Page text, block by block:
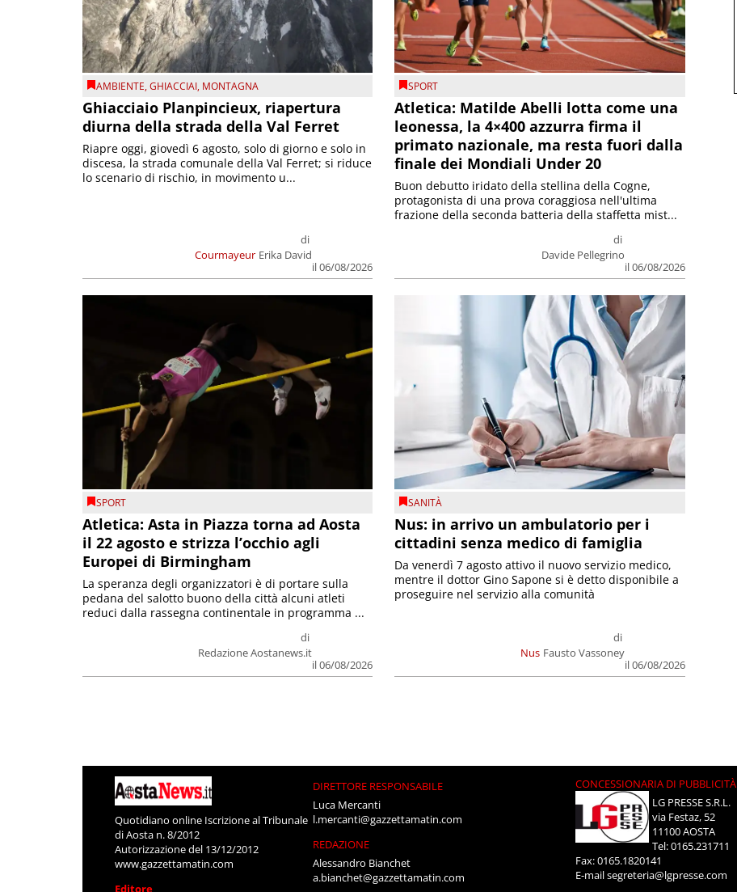
AMBIENTE,GHIACCIAI, MONTAGNA
Ghiacciaio Planpincieux, riapertura
diurna della strada della Val Ferret
Courmayeur
di
Erika David
il 06/08/2026
Riapre oggi, giovedì 6 agosto, solo di giorno e solo in
discesa, la strada comunale della Val Ferret; si riduce
lo scenario di rischio, in movimento u...
SPORT
Atletica: Matilde Abelli lotta come una
leonessa, la 4×400 azzurra firma il
primato nazionale, ma resta fuori dalla
finale dei Mondiali Under 20
di
Davide Pellegrino
il 06/08/2026
Buon debutto iridato della stellina della Cogne,
protagonista di una prova coraggiosa nell'ultima
frazione della seconda batteria della staffetta mist...
SPORT
Atletica: Asta in Piazza torna ad Aosta
il 22 agosto e strizza l’occhio agli
Europei di Birmingham
di
Redazione Aostanews.it
il 06/08/2026
La speranza degli organizzatori è di portare sulla
pedana del salotto buono della città alcuni atleti
reduci dalla rassegna continentale in programma ...
SANITÀ
Nus: in arrivo un ambulatorio per i
cittadini senza medico di famiglia
Nus
di
Fausto Vassoney
il 06/08/2026
Da venerdì 7 agosto attivo il nuovo servizio medico,
mentre il dottor Gino Sapone si è detto disponibile a
proseguire nel servizio alla comunità
Quotidiano online Iscrizione al Tribunale
di Aosta n. 8/2012
Autorizzazione del 13/12/2012
www.gazzettamatin.com
Editore
DIRETTORE RESPONSABILE
Luca Mercanti
l.mercanti@gazzettamatin.com
REDAZIONE
Alessandro Bianchet
a.bianchet@gazzettamatin.com
CONCESSIONARIA DI PUBBLICITÀ
LG PRESSE S.R.L.
via Festaz, 52
11100 AOSTA
Tel: 0165.231711
Fax: 0165.1820141
E-mailsegreteria@lgpresse.com